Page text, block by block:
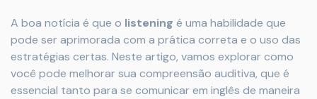
A boa notícia é que o listening é uma habilidade que
pode ser aprimorada com a prática correta e o uso das
estratégias certas. Neste artigo, vamos explorar como
você pode melhorar sua compreensão auditiva, que é
essencial tanto para se comunicar em inglês de maneira